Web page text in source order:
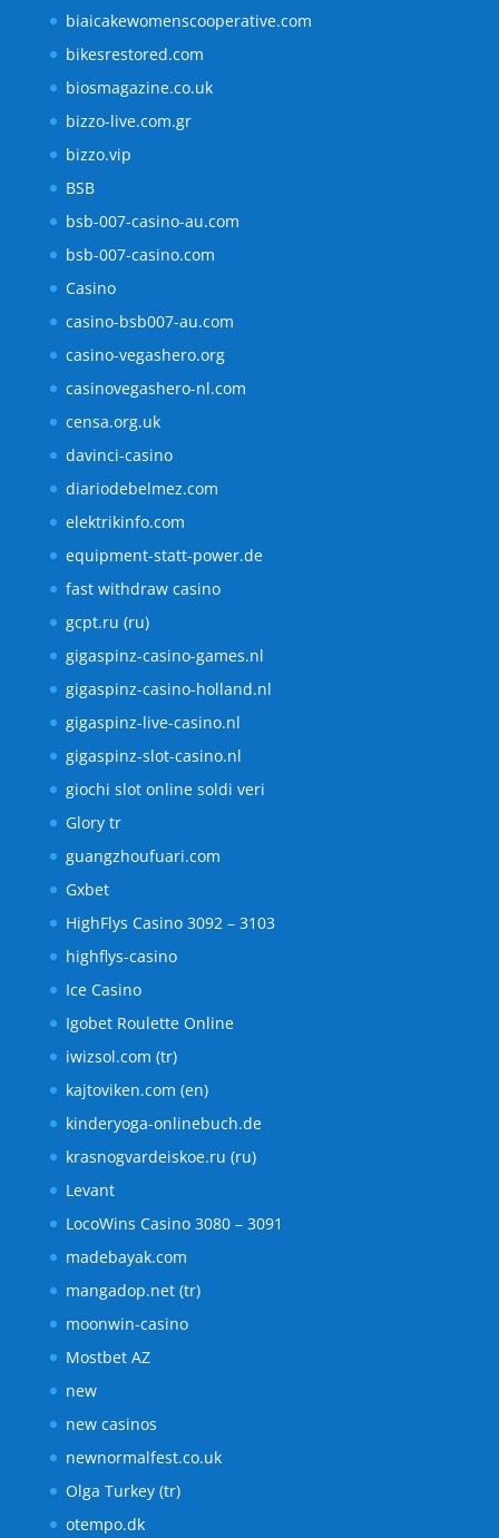
biaicakewomenscooperative.com
bikesrestored.com
biosmagazine.co.uk
bizzo-live.com.gr
bizzo.vip
BSB
bsb-007-casino-au.com
bsb-007-casino.com
Casino
casino-bsb007-au.com
casino-vegashero.org
casinovegashero-nl.com
censa.org.uk
davinci-casino
diariodebelmez.com
elektrikinfo.com
equipment-statt-power.de
fast withdraw casino
gcpt.ru (ru)
gigaspinz-casino-games.nl
gigaspinz-casino-holland.nl
gigaspinz-live-casino.nl
gigaspinz-slot-casino.nl
giochi slot online soldi veri
Glory tr
guangzhoufuari.com
Gxbet
HighFlys Casino 3092 – 3103
highflys-casino
Ice Casino
Igobet Roulette Online
iwizsol.com (tr)
kajtoviken.com (en)
kinderyoga-onlinebuch.de
krasnogvardeiskoe.ru (ru)
Levant
LocoWins Casino 3080 – 3091
madebayak.com
mangadop.net (tr)
moonwin-casino
Mostbet AZ
new
new casinos
newnormalfest.co.uk
Olga Turkey (tr)
otempo.dk